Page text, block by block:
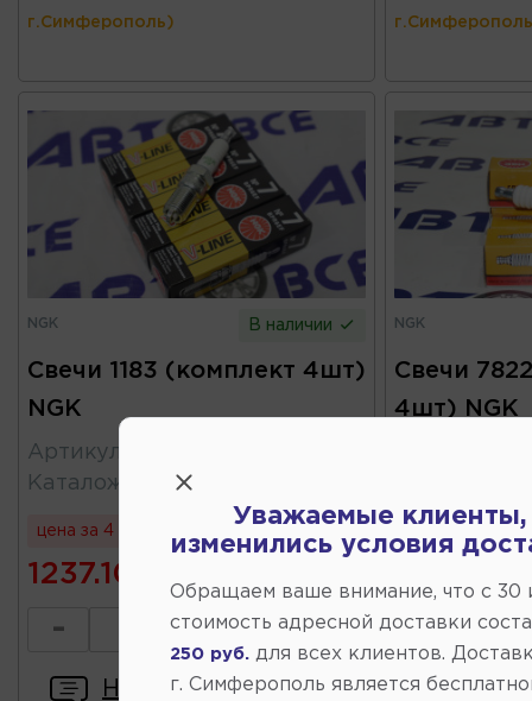
г.Симферополь)
NGK В наличии
Свечи 1183 (комплект 4шт)
NGK
Артикул
Каталожный
:BPR6EF
цена за 4 шт
1237.10
- +
Написать отзыв
NGK
Свечи
4шт) NGK
-
Уважаемые клиенты,
изменились условия
Обращаем ваше внимание, что c 30
стоимость адресной доставки
250 руб. для всех клиентов.
г. Симферополь является